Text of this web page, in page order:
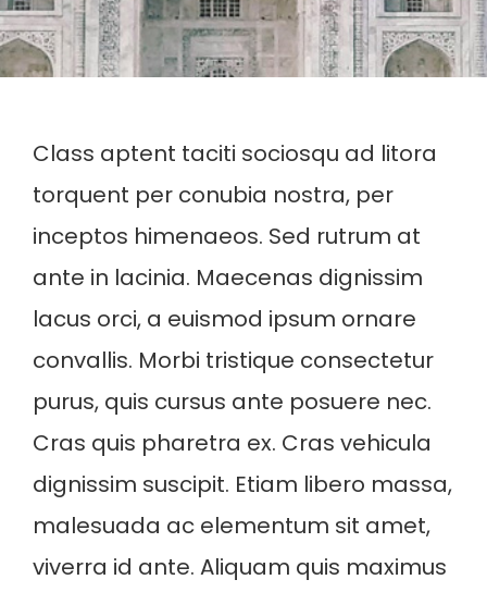
Class aptent taciti sociosqu ad litora
torquent per conubia nostra, per
inceptos himenaeos. Sed rutrum at
ante in lacinia. Maecenas dignissim
lacus orci, a euismod ipsum ornare
convallis. Morbi tristique consectetur
purus, quis cursus ante posuere nec.
Cras quis pharetra ex. Cras vehicula
dignissim suscipit. Etiam libero massa,
malesuada ac elementum sit amet,
viverra id ante. Aliquam quis maximus